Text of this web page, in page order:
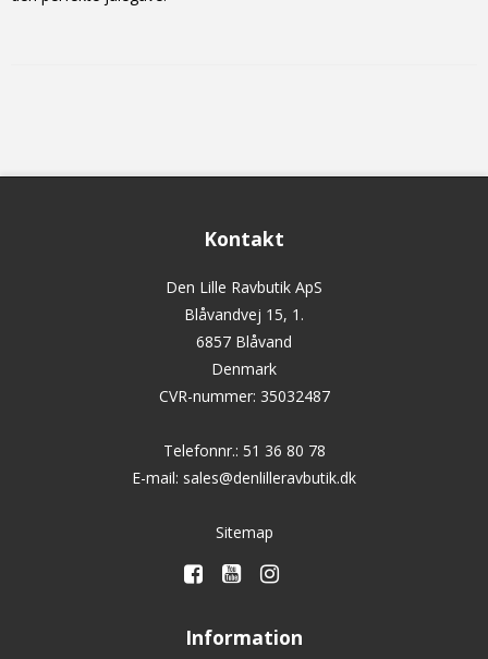
Kontakt
Den Lille Ravbutik ApS
Blåvandvej 15, 1.
6857 Blåvand
Denmark
CVR-nummer: 35032487
Telefonnr.: 51 36 80 78
E-mail: sales@denlilleravbutik.dk
Sitemap
Information